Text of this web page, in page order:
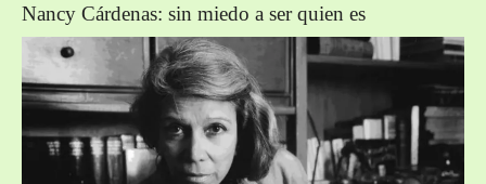
Nancy Cárdenas: sin miedo a ser quien es